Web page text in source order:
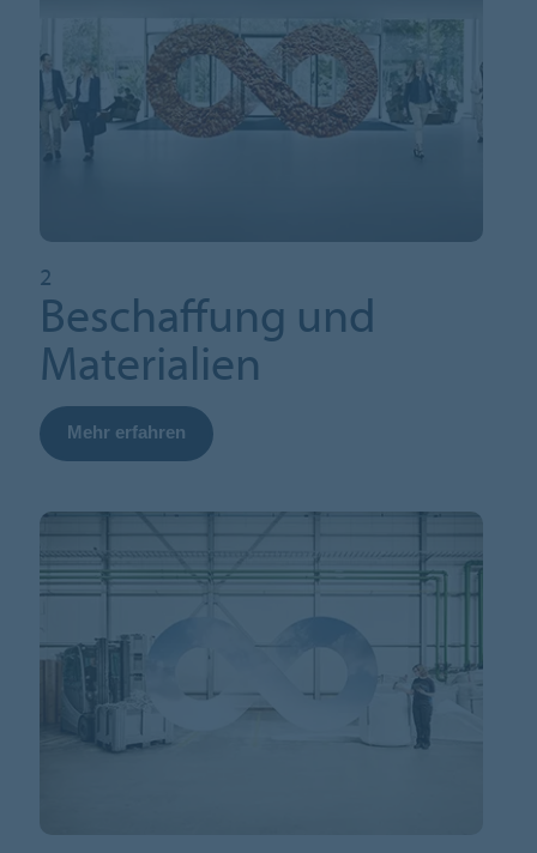
2
Beschaffung und
Materialien
Mehr erfahren